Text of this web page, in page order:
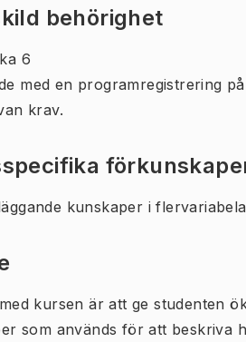
behörighet
6
med en programregistrering
krav.
kunskaper i
kursen är att ge studenten
som används för att beskriva